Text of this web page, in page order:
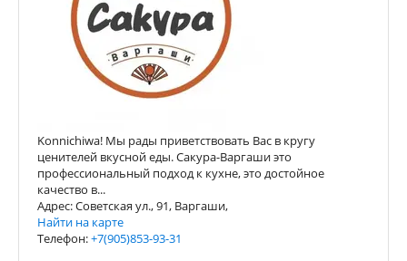
Konnichiwa! Мы рады приветствовать Вас в кругу
ценителей вкусной еды. Сакура-Варгаши это
профессиональный подход к кухне, это достойное
качество в...
Адрес: Советская ул., 91, Варгаши,
Найти на карте
Телефон:+7(905)853-93-31